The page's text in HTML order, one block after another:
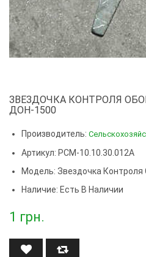
ЗВЕЗДОЧКА КОНТРОЛЯ
ДОН-1500
Производитель:
Артикул: РСМ-10.10.30.012А
Модель: Звездочка
Наличие: Есть В Наличии
1 грн.